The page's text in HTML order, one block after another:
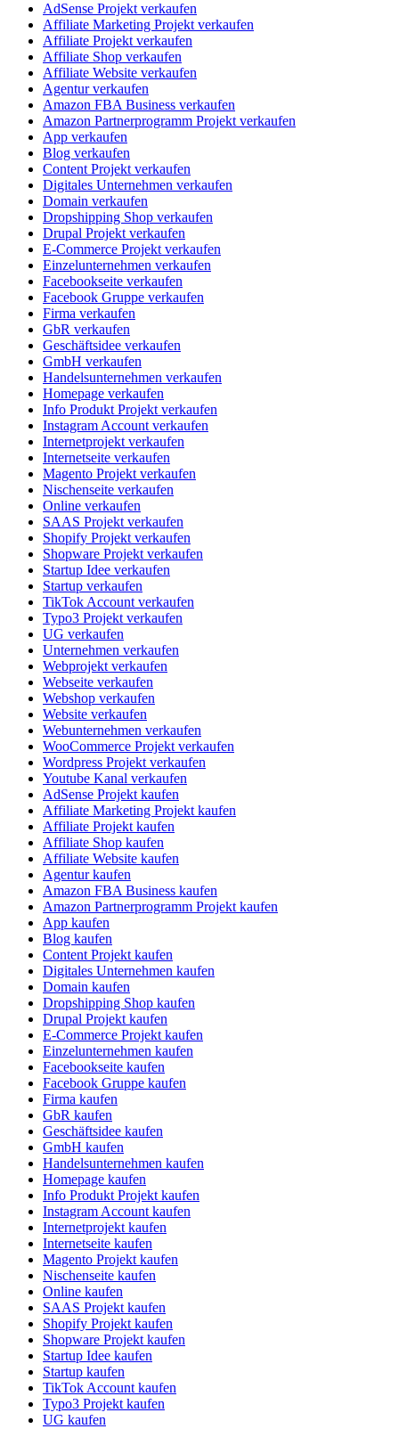
AdSense Projekt verkaufen
Affiliate Marketing Projekt verkaufen
Affiliate Projekt verkaufen
Affiliate Shop verkaufen
Affiliate Website verkaufen
Agentur verkaufen
Amazon FBA Business verkaufen
Amazon Partnerprogramm Projekt verkaufen
App verkaufen
Blog verkaufen
Content Projekt verkaufen
Digitales Unternehmen verkaufen
Domain verkaufen
Dropshipping Shop verkaufen
Drupal Projekt verkaufen
E-Commerce Projekt verkaufen
Einzelunternehmen verkaufen
Facebookseite verkaufen
Facebook Gruppe verkaufen
Firma verkaufen
GbR verkaufen
Geschäftsidee verkaufen
GmbH verkaufen
Handelsunternehmen verkaufen
Homepage verkaufen
Info Produkt Projekt verkaufen
Instagram Account verkaufen
Internetprojekt verkaufen
Internetseite verkaufen
Magento Projekt verkaufen
Nischenseite verkaufen
Online verkaufen
SAAS Projekt verkaufen
Shopify Projekt verkaufen
Shopware Projekt verkaufen
Startup Idee verkaufen
Startup verkaufen
TikTok Account verkaufen
Typo3 Projekt verkaufen
UG verkaufen
Unternehmen verkaufen
Webprojekt verkaufen
Webseite verkaufen
Webshop verkaufen
Website verkaufen
Webunternehmen verkaufen
WooCommerce Projekt verkaufen
Wordpress Projekt verkaufen
Youtube Kanal verkaufen
AdSense Projekt kaufen
Affiliate Marketing Projekt kaufen
Affiliate Projekt kaufen
Affiliate Shop kaufen
Affiliate Website kaufen
Agentur kaufen
Amazon FBA Business kaufen
Amazon Partnerprogramm Projekt kaufen
App kaufen
Blog kaufen
Content Projekt kaufen
Digitales Unternehmen kaufen
Domain kaufen
Dropshipping Shop kaufen
Drupal Projekt kaufen
E-Commerce Projekt kaufen
Einzelunternehmen kaufen
Facebookseite kaufen
Facebook Gruppe kaufen
Firma kaufen
GbR kaufen
Geschäftsidee kaufen
GmbH kaufen
Handelsunternehmen kaufen
Homepage kaufen
Info Produkt Projekt kaufen
Instagram Account kaufen
Internetprojekt kaufen
Internetseite kaufen
Magento Projekt kaufen
Nischenseite kaufen
Online kaufen
SAAS Projekt kaufen
Shopify Projekt kaufen
Shopware Projekt kaufen
Startup Idee kaufen
Startup kaufen
TikTok Account kaufen
Typo3 Projekt kaufen
UG kaufen